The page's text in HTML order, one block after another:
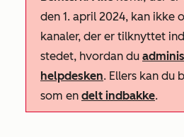
den 1. april 2024, kan ikke
kanaler, der er tilknyttet
stedet, hvordan du
helpdesken. Ellers kan du
som en delt indbakke.